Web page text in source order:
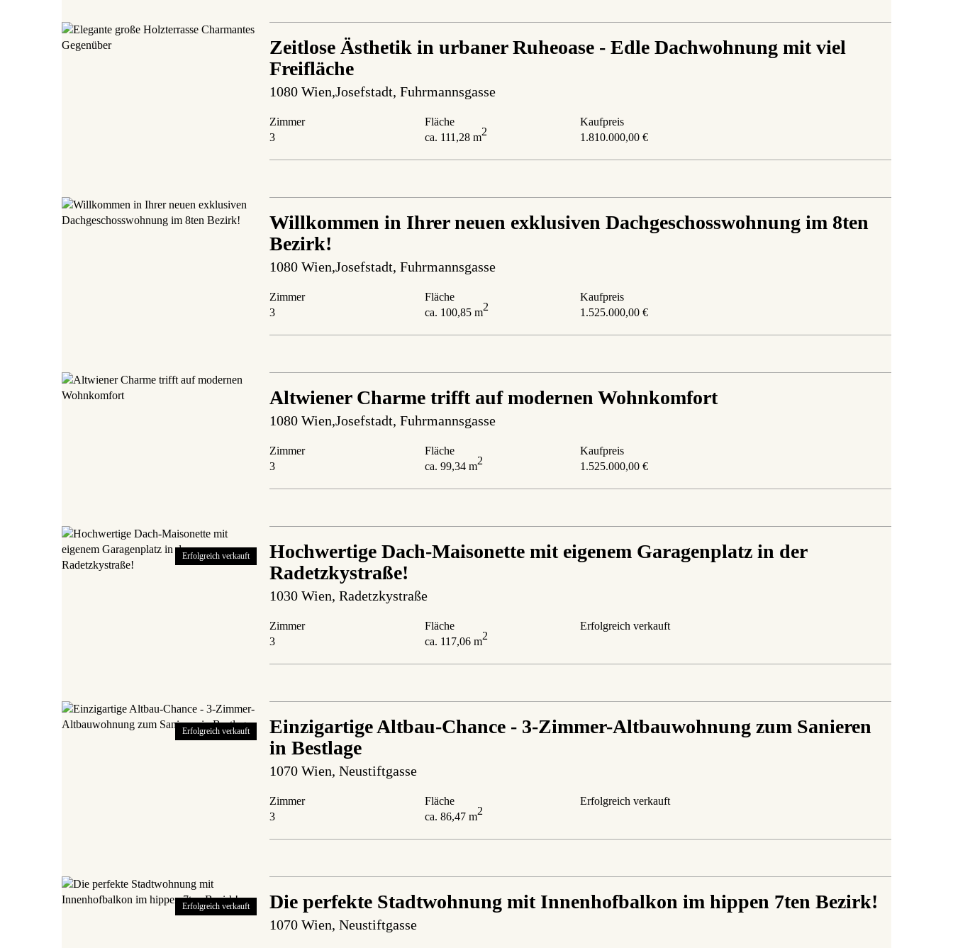
Zeitlose Ästhetik in urbaner Ruheoase - Edle Dachwohnung mit viel
Freifläche
1080 Wien,Josefstadt, Fuhrmannsgasse
Zimmer
3
Fläche
ca. 111,28 m2
Kaufpreis
1.810.000,00 €
Willkommen in Ihrer neuen exklusiven Dachgeschosswohnung im 8ten
Bezirk!
1080 Wien,Josefstadt, Fuhrmannsgasse
Zimmer
3
Fläche
ca. 100,85 m2
Kaufpreis
1.525.000,00 €
Altwiener Charme trifft auf modernen Wohnkomfort
1080 Wien,Josefstadt, Fuhrmannsgasse
Zimmer
3
Fläche
ca. 99,34 m2
Kaufpreis
1.525.000,00 €
Erfolgreich verkauft
Hochwertige Dach-Maisonette mit eigenem Garagenplatz in der
Radetzkystraße!
1030 Wien, Radetzkystraße
Zimmer
3
Fläche
ca. 117,06 m2
Erfolgreich verkauft
Erfolgreich verkauft
Einzigartige Altbau-Chance - 3-Zimmer-Altbauwohnung zum Sanieren
in Bestlage
1070 Wien, Neustiftgasse
Zimmer
3
Fläche
ca. 86,47 m2
Erfolgreich verkauft
Erfolgreich verkauft Die perfekte Stadtwohnung mit Innenhofbalkon im hippen 7ten Bezirk!
1070 Wien, Neustiftgasse